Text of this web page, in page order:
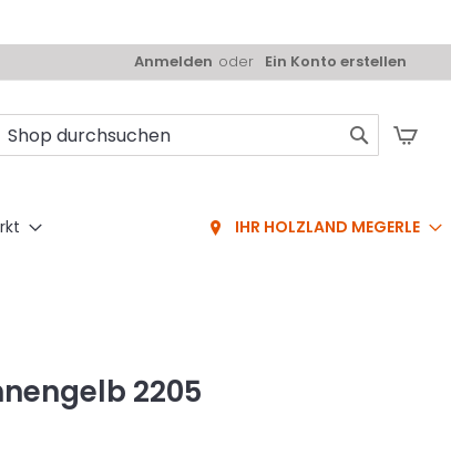
Anmelden Ein Konto erstellen
IHR HOLZLAND MEGERLE
2205